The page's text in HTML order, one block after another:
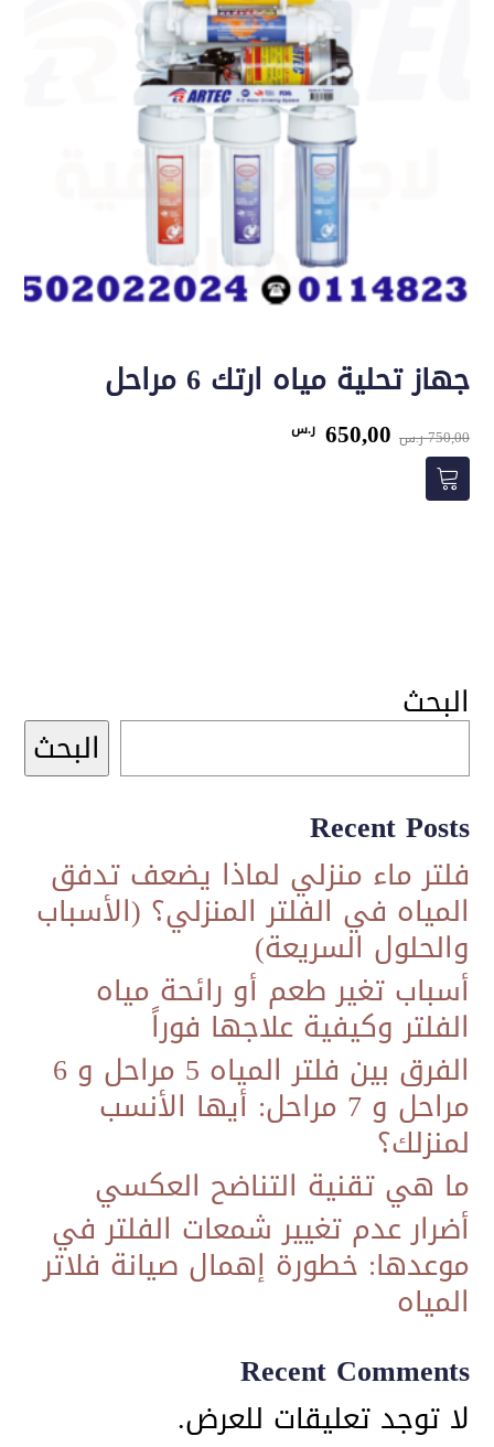
جهاز تحلية مياه ارتك 6 مراحل
750,00ر.س السعر
الأصلي
650,00 ر.سالسعر
البحث
البحث
Recent Posts
فلتر ماء منزلي لماذا يضعف تدفق
المياه في الفلتر المنزلي؟ (الأسباب
والحلول السريعة)
أسباب تغير طعم أو رائحة مياه
الفلتر وكيفية علاجها فوراً
الفرق بين فلتر المياه 5 مراحل و 6
مراحل و 7 مراحل: أيها الأنسب
لمنزلك؟
ما هي تقنية التناضح العكسي
​أضرار عدم تغيير شمعات الفلتر في
موعدها: خطورة إهمال صيانة فلاتر
المياه
Recent Comments
لا توجد تعليقات للعرض.